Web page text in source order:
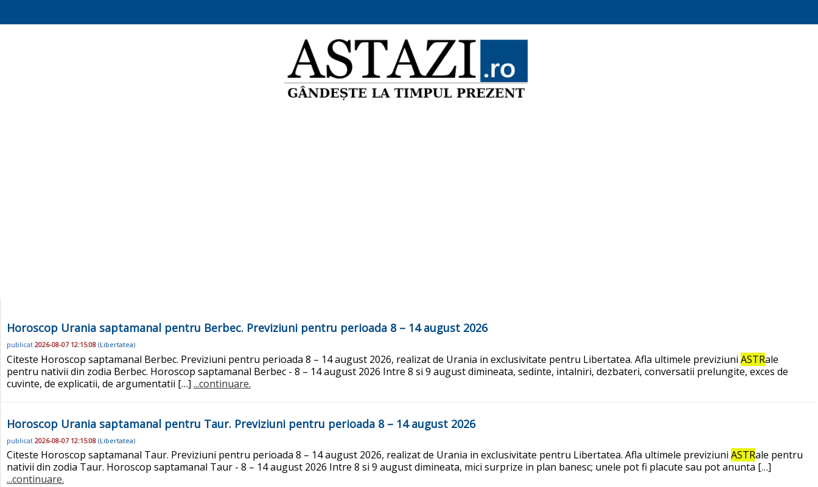
Horoscop Urania saptamanal pentru Berbec. Previziuni pentru perioada 8 – 14 august 2026
publicat 2026-08-07 12:15:08 (Libertatea)
Citeste Horoscop saptamanal Berbec. Previziuni pentru perioada 8 – 14 august 2026, realizat de Urania in exclusivitate pentru Libertatea. Afla ultimele previziuni ASTRale
pentru nativii din zodia Berbec. Horoscop saptamanal Berbec - 8 – 14 august 2026 Intre 8 si 9 august dimineata, sedinte, intalniri, dezbateri, conversatii prelungite, exces de
cuvinte, de explicatii, de argumentatii […] ...continuare.
Horoscop Urania saptamanal pentru Taur. Previziuni pentru perioada 8 – 14 august 2026
publicat 2026-08-07 12:15:08 (Libertatea)
Citeste Horoscop saptamanal Taur. Previziuni pentru perioada 8 – 14 august 2026, realizat de Urania in exclusivitate pentru Libertatea. Afla ultimele previziuni ASTRale pentru
nativii din zodia Taur. Horoscop saptamanal Taur - 8 – 14 august 2026 Intre 8 si 9 august dimineata, mici surprize in plan banesc; unele pot fi placute sau pot anunta […]
...continuare.